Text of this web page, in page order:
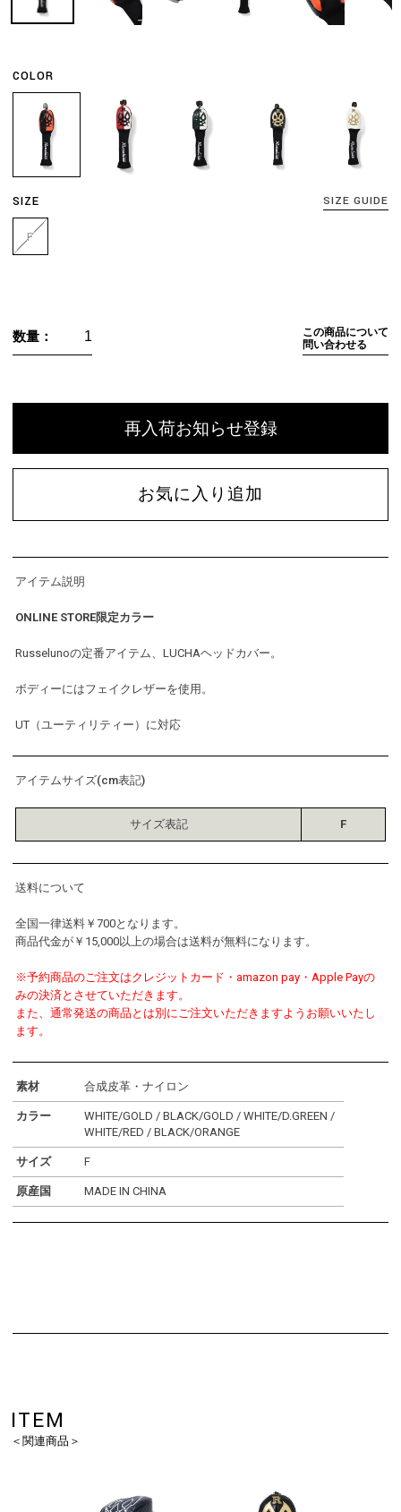
COLOR
SIZE SIZE GUIDE
F
数量：
この商品について
問い合わせる
再入荷お知らせ登録
お気に入り追加
アイテム説明
ONLINE STORE限定カラー
Russelunoの定番アイテム、LUCHAヘッドカバー。
ボディーにはフェイクレザーを使用。
UT（ユーティリティー）に対応
アイテムサイズ(cm表記)
サイズ表記 F
送料について
全国一律送料￥700となります。
商品代金が￥15,000以上の場合は送料が無料になります。
※予約商品のご注文はクレジットカード・amazon pay・Apple Payの
みの決済とさせていただきます。
また、通常発送の商品とは別にご注文いただきますようお願いいたし
ます。
素材 合成皮革・ナイロン
カラー
WHITE/GOLD / BLACK/GOLD / WHITE/D.GREEN /
WHITE/RED / BLACK/ORANGE
サイズ F
原産国 MADE IN CHINA
ITEM
＜関連商品＞